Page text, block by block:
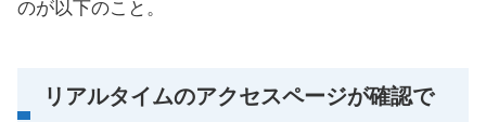
のが以下のこと。
リアルタイムのアクセスページが確認で